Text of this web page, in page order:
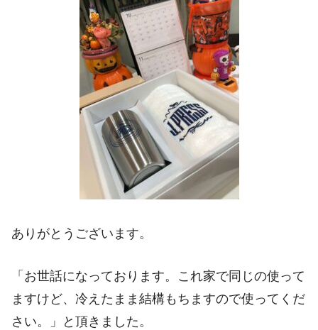
ありがとうございます。
「お世話になっております。これ家で同じの使って
ますけど、冷えたまま結構もちますので使ってくだ
さい。」と頂きました。